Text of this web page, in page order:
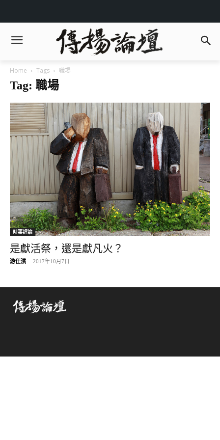
Home Tags 職場
Tag: 職場
時事評論
是獻活祭，還是獻凡火？
游任濱 - 2017年10月7日